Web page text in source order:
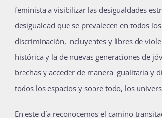
feminista a visibilizar las desigualdades
desigualdad que se prevalecen en todos
discriminación, incluyentes y libres de
histórica y la de nuevas generaciones de
brechas y acceder de manera igualitaria y
todos los espacios y sobre todo, los
En este día reconocemos el camino